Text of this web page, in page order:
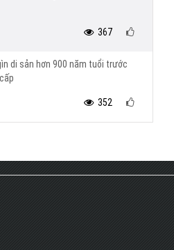
367
di sản hơn 900 năm tuổi trước
352